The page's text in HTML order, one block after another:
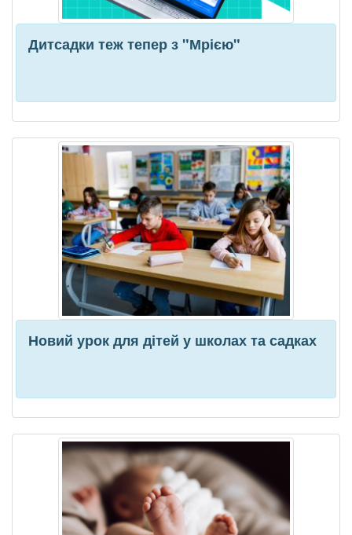
Дитсадки теж тепер з "Мрією"
Новий урок для дітей у школах та садках